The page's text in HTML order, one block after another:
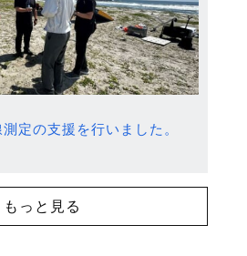
定の支援を行いました。
もっと見る